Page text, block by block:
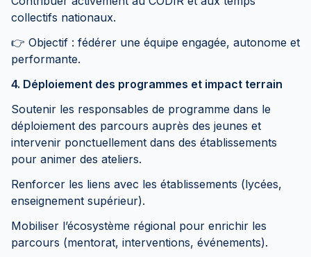
collectifs nationaux.
👉 Objectif : fédérer une équipe engagée, autonome et
performante.
4. Déploiement des programmes et impact terrain
Soutenir les responsables de programme dans le
déploiement des parcours auprès des jeunes et
intervenir ponctuellement dans des établissements
pour animer des ateliers.
Renforcer les liens avec les établissements (lycées,
enseignement supérieur).
Mobiliser l’écosystème régional pour enrichir les
parcours (mentorat, interventions, événements).